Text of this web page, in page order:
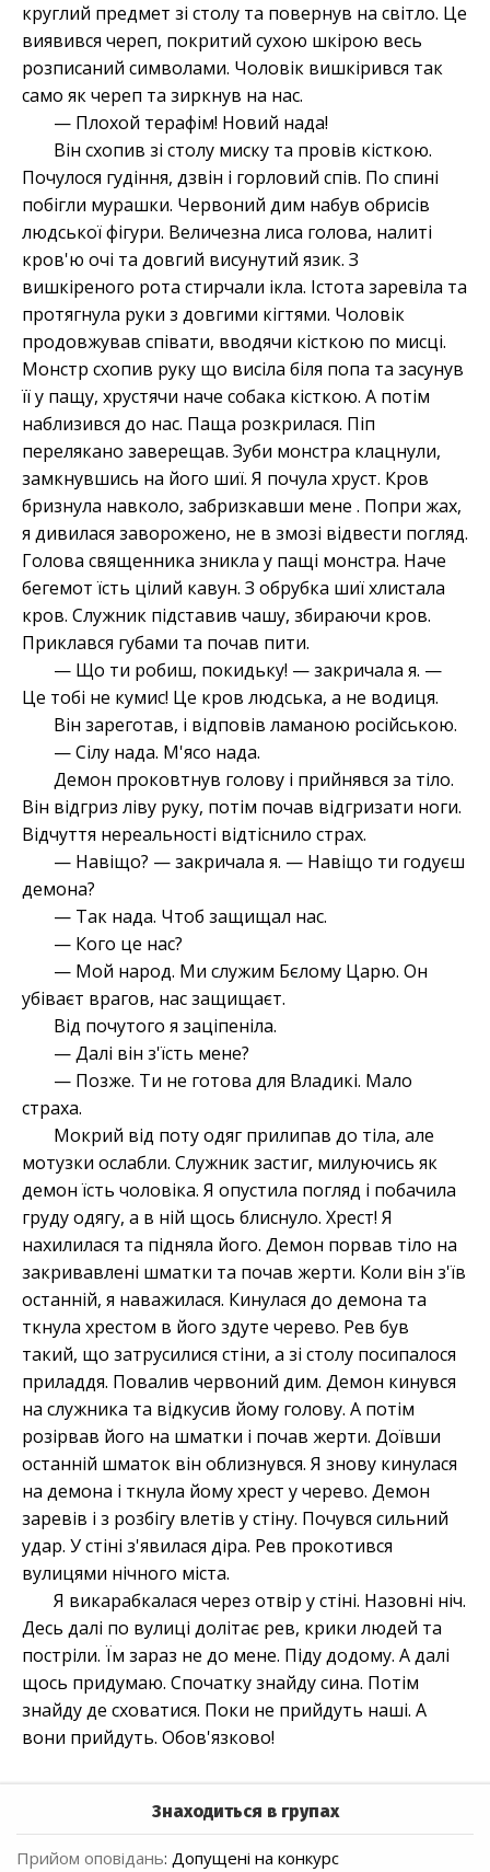
круглий предмет зі столу та повернув на світло. Це
виявився череп, покритий сухою шкірою весь
розписаний символами. Чоловік вишкірився так
само як череп та зиркнув на нас.
— Плохой терафім! Новий нада!
Він схопив зі столу миску та провів кісткою.
Почулося гудіння, дзвін і горловий спів. По спині
побігли мурашки. Червоний дим набув обрисів
людської фігури. Величезна лиса голова, налиті
кров'ю очі та довгий висунутий язик. З
вишкіреного рота стирчали ікла. Істота заревіла та
протягнула руки з довгими кігтями. Чоловік
продовжував співати, вводячи кісткою по мисці.
Монстр схопив руку що висіла біля попа та засунув
її у пащу, хрустячи наче собака кісткою. А потім
наблизився до нас. Паща розкрилася. Піп
перелякано заверещав. Зуби монстра клацнули,
замкнувшись на його шиї. Я почула хруст. Кров
бризнула навколо, забризкавши мене . Попри жах,
я дивилася заворожено, не в змозі відвести погляд.
Голова священника зникла у пащі монстра. Наче
бегемот їсть цілий кавун. З обрубка шиї хлистала
кров. Служник підставив чашу, збираючи кров.
Приклався губами та почав пити.
— Що ти робиш, покидьку! — закричала я. —
Це тобі не кумис! Це кров людська, а не водиця.
Він зареготав, і відповів ламаною російською.
— Сілу нада. М'ясо нада.
Демон проковтнув голову і прийнявся за тіло.
Він відгриз ліву руку, потім почав відгризати ноги.
Відчуття нереальності відтіснило страх.
— Навіщо? — закричала я. — Навіщо ти годуєш
демона?
— Так нада. Чтоб защищал нас.
— Кого це нас?
— Мой народ. Ми служим Бєлому Царю. Он
убіваєт врагов, нас защищаєт.
Від почутого я заціпеніла.
— Далі він з'їсть мене?
— Позже. Ти не готова для Владикі. Мало
страха.
Мокрий від поту одяг прилипав до тіла, але
мотузки ослабли. Служник застиг, милуючись як
демон їсть чоловіка. Я опустила погляд і побачила
груду одягу, а в ній щось блиснуло. Хрест! Я
нахилилася та підняла його. Демон порвав тіло на
закривавлені шматки та почав жерти. Коли він з'їв
останній, я наважилася. Кинулася до демона та
ткнула хрестом в його здуте черево. Рев був
такий, що затрусилися стіни, а зі столу посипалося
приладдя. Повалив червоний дим. Демон кинувся
на служника та відкусив йому голову. А потім
розірвав його на шматки і почав жерти. Доївши
останній шматок він облизнувся. Я знову кинулася
на демона і ткнула йому хрест у черево. Демон
заревів і з розбігу влетів у стіну. Почувся сильний
удар. У стіні з'явилася діра. Рев прокотився
вулицями нічного міста.
Я викарабкалася через отвір у стіні. Назовні ніч.
Десь далі по вулиці долітає рев, крики людей та
постріли. Їм зараз не до мене. Піду додому. А далі
щось придумаю. Спочатку знайду сина. Потім
знайду де сховатися. Поки не прийдуть наші. А
вони прийдуть. Обов'язково!
Знаходиться в групах
Прийом оповідань: Допущені на конкурс